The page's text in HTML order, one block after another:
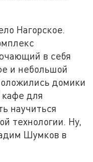
Нагорское.
в себя
и небольшой
домики
для
научиться
технологии. Ну,
Шумков в